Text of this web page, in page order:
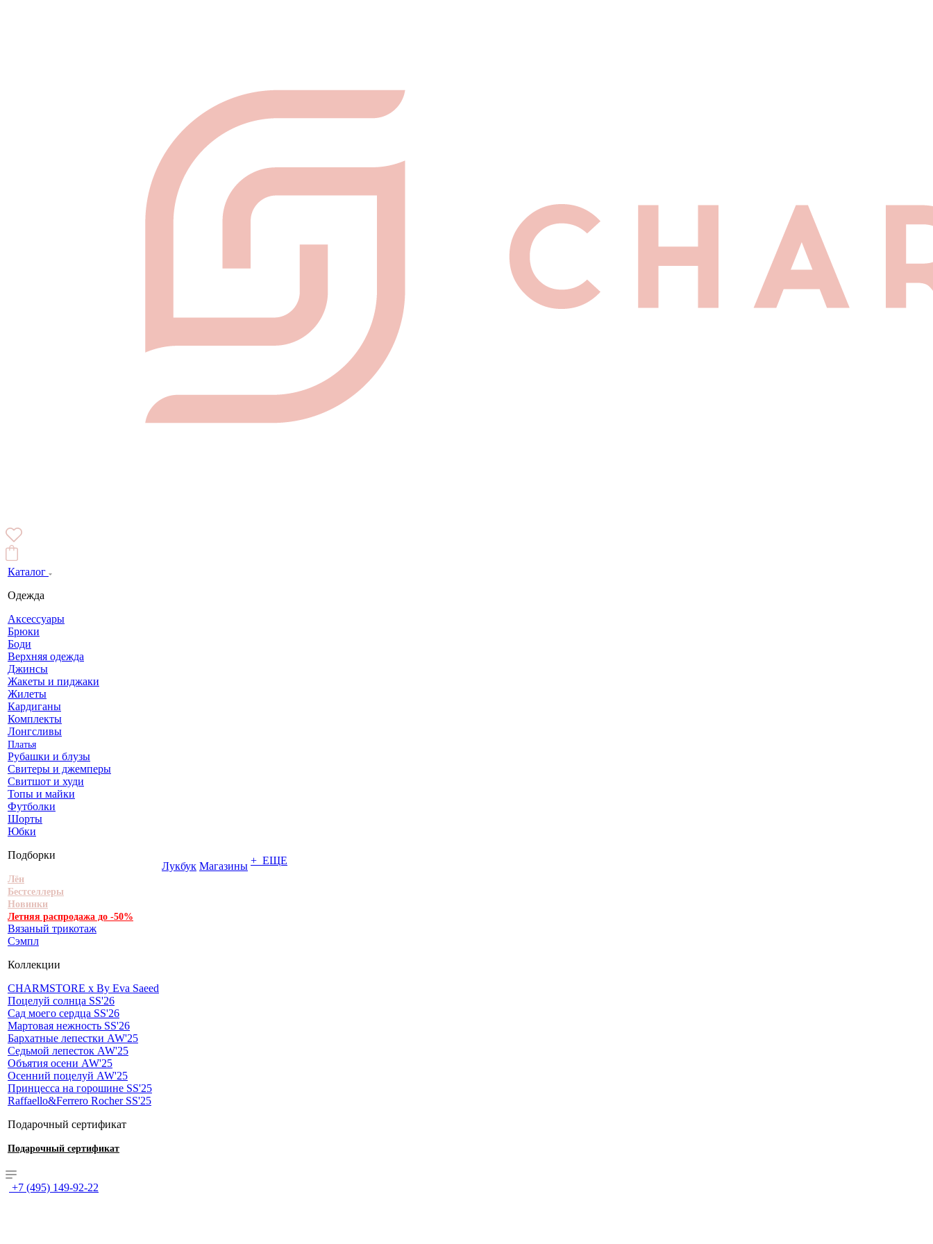
Каталог
Одежда
Аксессуары
Брюки
Боди
Верхняя одежда
Джинсы
Жакеты и пиджаки
Жилеты
Кардиганы
Комплекты
Лонгсливы
Платья
Рубашки и блузы
Свитеры и джемперы
Свитшот и худи
Топы и майки
Футболки
Шорты
Юбки
Подборки
Лён
Бестселлеры
Новинки
Летняя распродажа до -50%
Вязаный трикотаж
Сэмпл
Коллекции
CHARMSTORE х By Eva Saeed
Поцелуй солнца SS'26
Сад моего сердца SS'26
Мартовая нежность SS'26
Бархатные лепестки AW'25
Седьмой лепесток AW'25
Объятия осени AW'25
Осенний поцелуй AW'25
Принцесса на горошине SS'25
Raffaello&Ferrero Rocher SS'25
Подарочный сертификат
Подарочный сертификат
Лукбук Магазины + ЕЩЕ
+7 (495) 149-92-22